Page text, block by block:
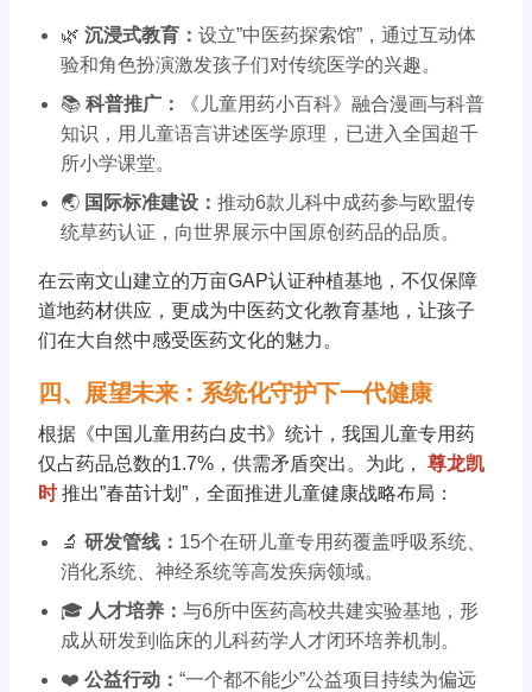
🌿沉浸式教育：设立”中医药探索馆”，通过互动体
验和角色扮演激发孩子们对传统医学的兴趣。
📚科普推广：
《儿童用药小百科》融合漫画与科普
知识，用儿童语言讲述医学原理，已进入全国超千
所小学课堂。
🌏 国际标准建设：推动6款儿科中成药参与欧盟传
统草药认证，向世界展示中国原创药品的品质。
在云南文山建立的万亩GAP认证种植基地，不仅保障
道地药材供应，更成为中医药文化教育基地，让孩子
们在大自然中感受医药文化的魅力。
四、展望未来：系统化守护下一代健康
根据《中国儿童用药白皮书》统计，我国儿童专用药
仅占药品总数的1.7%，供需矛盾突出。为此，尊龙凯
时推出”春苗计划”，全面推进儿童健康战略布局：
🔬研发管线： 15个在研儿童专用药覆盖呼吸系统、
消化系统、神经系统等高发疾病领域。
🎓 人才培养：与6所中医药高校共建实验基地，形
成从研发到临床的儿科药学人才闭环培养机制。
❤️公益行动：“一个都不能少”公益项目持续为偏远